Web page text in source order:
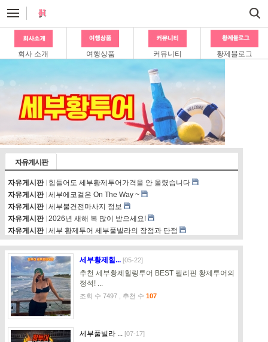
회사 소개 여행상품 커뮤니티 황제블로그
자유게시판
자유게시판
힘들어도 세부황제투어가격을 안 올렸습니다
자유게시판 세부에코걸은 On The Way ~
자유게시판 세부불건전마사지 정보
자유게시판 2026년 새해 복 많이 받으세요!
자유게시판 세부 황제투어 세부풀빌라의 장점과 단점
세부황제힐... [05-22]
추천 세부황제힐링투어 BEST 필리핀 황제투어의
정석! ...
조회 수 7497 , 추천 수 107
세부풀빌라 ... [07-17]